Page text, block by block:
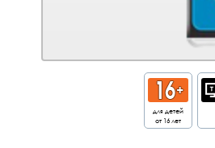
для детей
от 16 лет